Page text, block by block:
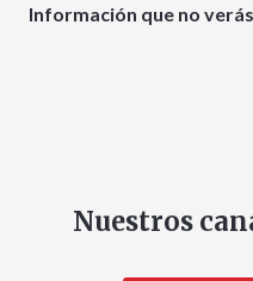
Información que no
Nuestros